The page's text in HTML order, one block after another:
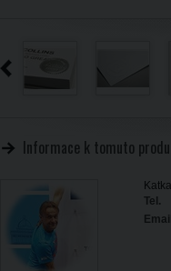
Informace k tomuto
Tel.